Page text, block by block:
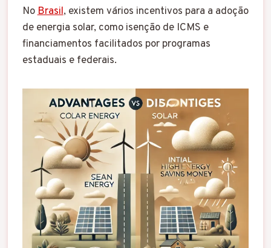
NoBrasil, existem vários incentivos para a adoção
de energia solar, como isenção de ICMS e
financiamentos facilitados por programas
estaduais e federais.